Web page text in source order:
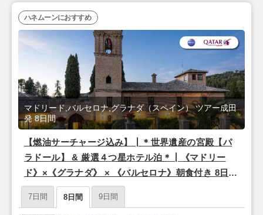
【燃油サーチャージ込み】┃＊世界遺産の宮殿【パ
ラドール】 & 厳選４つ星ホテル泊＊┃《マドリー
ド》×《グラナダ》 × 《バルセロナ》朝食付き 8日間
【成田発/カタール航空利用】
マドリード,バルセロナ,グラナダ（スペイン） ツアー成田
発 8日間
ハネムーンにおすすめ
7日間 8日間 9日間